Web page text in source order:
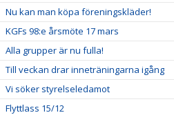
Nu kan man köpa föreningskläder!
KGFs 98:e årsmöte 17 mars
Alla grupper är nu fulla!
Till veckan drar inneträningarna igång
Vi söker styrelseledamot
Flyttlass 15/12